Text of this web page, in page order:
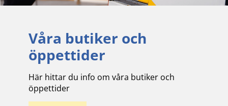
Våra butiker och
öppettider
Här hittar du info om våra butiker och
öppettider